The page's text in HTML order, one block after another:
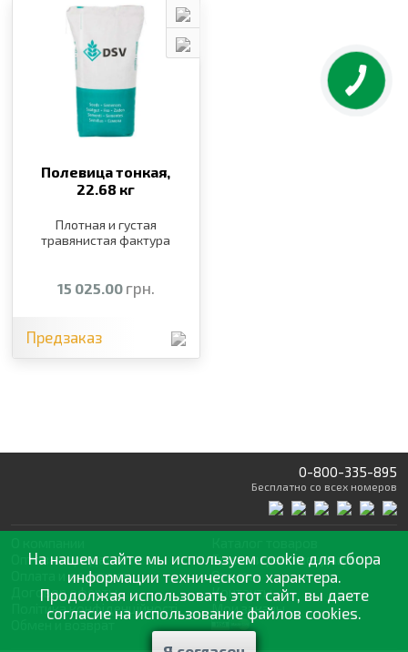
Полевица тонкая,
22.68 кг
Плотная и густая
травянистая фактура
15 025.00 грн.
Предзаказ
0-800-335-895
Бесплатно со всех номеров
Оптовая продажа
Оплата и доставка
Договор оферты
Політика конфіденційності
Обмен и возврат
Статьии рекомендации
Отзывы
Контакты
Мои заказы
На нашем сайте мы используем cookie для сбора
информации технического характера.
Продолжая использовать этот сайт, вы даете
согласие на использование файлов cookies.